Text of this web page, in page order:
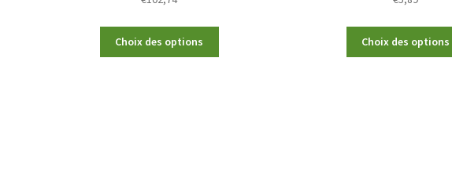
Choix des options Choix des options